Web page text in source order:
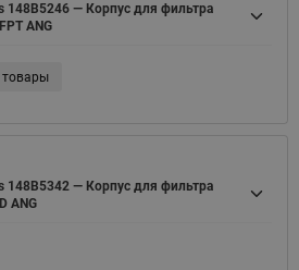
148B5246 — Корпус для фильтра
ANG
148B5342 — Корпус для фильтра
ANG